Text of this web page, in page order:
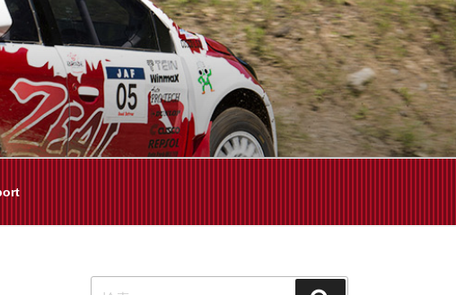
でお任せください!